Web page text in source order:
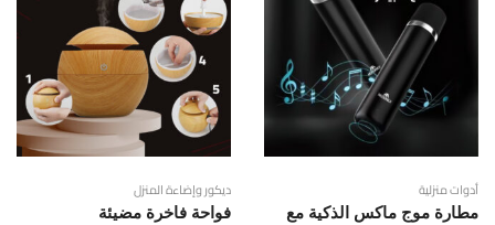
أدوات منزلية
مطارة موج ماكس الذكية مع
ديكور وإضاءة المنزل
فواحة فاخرة مضيئة